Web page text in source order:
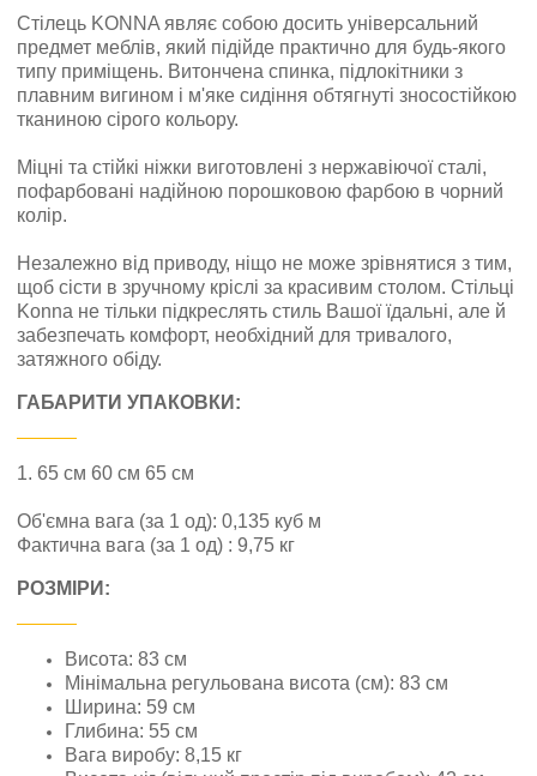
Стілець KONNA являє собою досить універсальний
предмет меблів, який підійде практично для будь-якого
типу приміщень. Витончена спинка, підлокітники з
плавним вигином і м'яке сидіння обтягнуті зносостійкою
тканиною сірого кольору.
Міцні та стійкі ніжки виготовлені з нержавіючої сталі,
пофарбовані надійною порошковою фарбою в чорний
колір.
Незалежно від приводу, ніщо не може зрівнятися з тим,
щоб сісти в зручному кріслі за красивим столом. Стільці
Konna не тільки підкреслять стиль Вашої їдальні, але й
забезпечать комфорт, необхідний для тривалого,
затяжного обіду.
ГАБАРИТИ УПАКОВКИ:
1. 65 см 60 см 65 см
Об'ємна вага (за 1 од): 0,135 куб м
Фактична вага (за 1 од) : 9,75 кг
РОЗМІРИ:
Висота: 83 см
Мінімальна регульована висота (см): 83 см
Ширина: 59 см
Глибина: 55 см
Вага виробу: 8,15 кг